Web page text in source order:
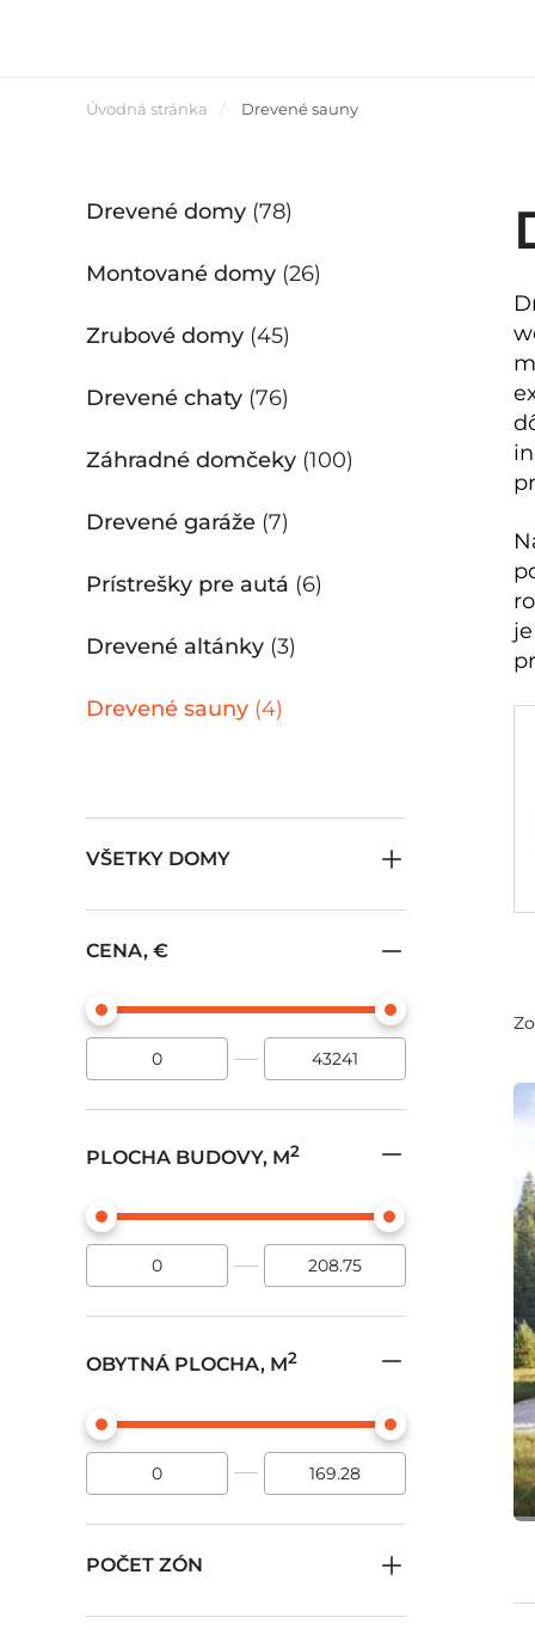
Úvodná stránka Drevené sauny
Drevené domy (78)
Montované domy (26)
Zrubové domy (45)
Drevené chaty (76)
Záhradné domčeky (100)
Drevené garáže (7)
Prístrešky pre autá (6)
Drevené altánky (3)
Drevené sauny (4)
VŠETKY DOMY
CENA, €
PLOCHA BUDOVY, M2
OBYTNÁ PLOCHA, M2
POČET ZÓN